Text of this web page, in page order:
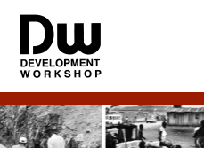
Skip
main
content
Skip
primary
sidebar
DW
Angola
Development
Workshop
Angola